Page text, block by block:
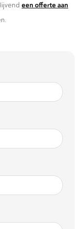
een offerte aan